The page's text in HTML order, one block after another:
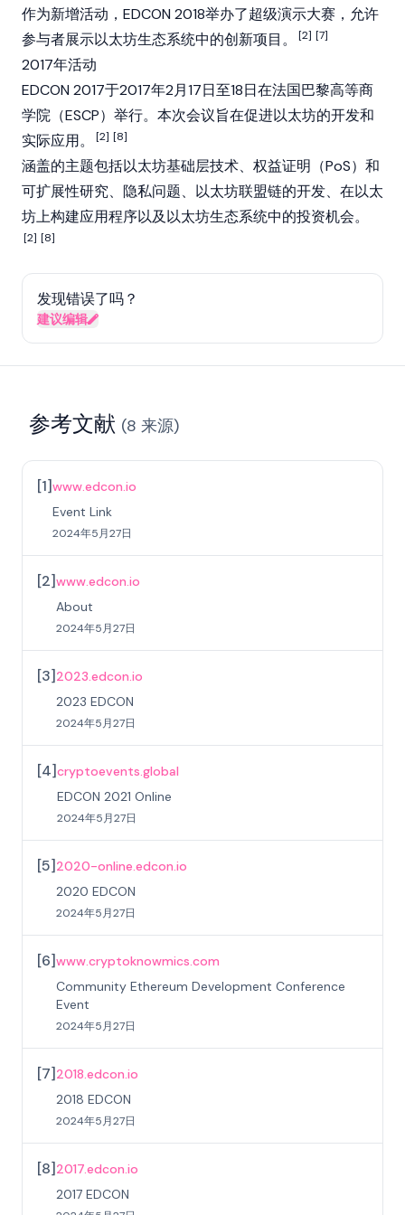
作为新增活动，EDCON 2018举办了超级演示大赛，允许
参与者展示以太坊生态系统中的创新项目。
[2] [7]
2017年活动
EDCON 2017于2017年2月17日至18日在法国巴黎高等商
学院（ESCP）举行。本次会议旨在促进以太坊的开发和
实际应用。
[2] [8]
涵盖的主题包括以太坊基础层技术、权益证明（PoS）和
可扩展性研究、隐私问题、以太坊联盟链的开发、在以太
坊上构建应用程序以及以太坊生态系统中的投资机会。
[2] [8]
发现错误了吗？
建议编辑
参考文献 (8 来源)
[1]www.edcon.io
Event Link
2024年5月27日
[2]www.edcon.io
About
2024年5月27日
[3] 2023.edcon.io
2023 EDCON
2024年5月27日
[4]cryptoevents.global
EDCON 2021 Online
2024年5月27日
[5] 2020-online.edcon.io
2020 EDCON
2024年5月27日
[6]www.cryptoknowmics.com
Community Ethereum Development Conference
Event
2024年5月27日
[7] 2018.edcon.io
2018 EDCON
2024年5月27日
[8] 2017.edcon.io
2017 EDCON